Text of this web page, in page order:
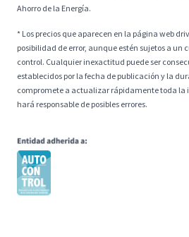
Ahorro de la Energía.
* Los precios que aparecen en la página web
posibilidad de error, aunque estén sujetos a un
control. Cualquier inexactitud puede ser
establecidos por la fecha de publicación y la
compromete a actualizar rápidamente toda la
hará responsable de posibles errores.